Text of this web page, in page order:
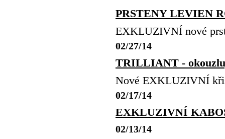
PRSTENY LEVIEN
EXKLUZIVNÍ nové
02/27/14
TRILLIANT -
Nové EXKLUZIVNÍ
02/17/14
EXKLUZIVNÍ
02/13/14